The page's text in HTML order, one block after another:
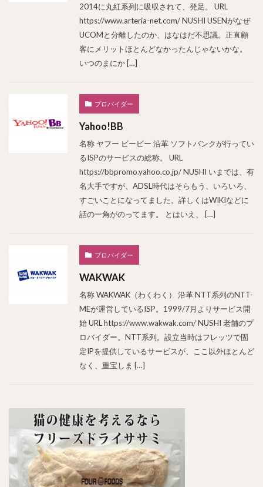
2014に丸紅系列に吸収されて、発足。 URL
https://www.arteria-net.com/ NUSHI USENがなぜ
UCOMと分離したのか、はなはだ不思議。正直顧
客にメリットほとんどなかったんじゃないかな。
いつのまにか […]
プロバイダー
Yahoo!BB
名称 ヤフー ビービー 沿革 ソフトバンクが行ってい
るISPのサービスの総称。 URL
https://bbpromo.yahoo.co.jp/ NUSHI いまでは、有
名大手ですが、ADSL時代はそらもう、いろいろ、
すごいことになってました。詳しくはWIKIなどに
話の一角がのってます。 とはいえ、 […]
プロバイダー
WAKWAK
名称 WAKWAK（わくわく） 沿革 NTT系列のNTT-
MEが運営しているISP。1999/7月よりサービス開
始 URL https://www.wakwak.com/ NUSHI 老舗のプ
ロバイダー。NTT系列。設立当時はフレッツで固
定IPを提供しているサービスが、ここ以外ほとんど
なく、重宝しま […]